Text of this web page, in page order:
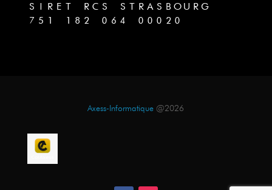
SIRET RCS STRASBOURG
751 182 064 00020
Axess-Informatique @2026